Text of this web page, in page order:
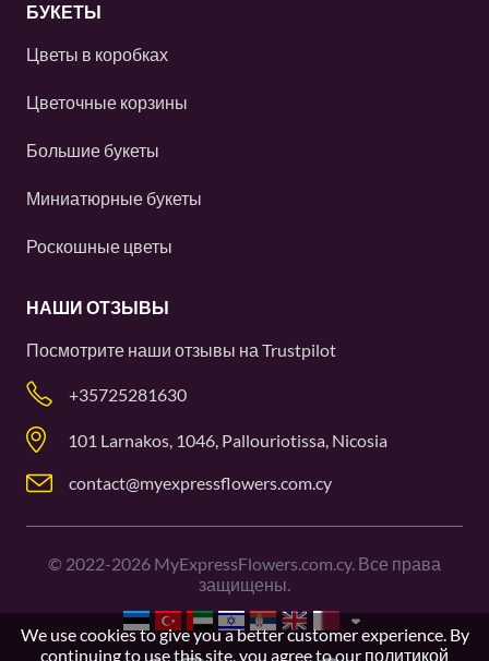
БУКЕТЫ
Цветы в коробках
Цветочные корзины
Большие букеты
Миниатюрные букеты
Роскошные цветы
НАШИ ОТЗЫВЫ
Посмотрите наши отзывы на Trustpilot
+35725281630
101 Larnakos, 1046, Pallouriotissa, Nicosia
contact@myexpressflowers.com.cy
© 2022-2026 MyExpressFlowers.com.cy. Все права
защищены.
We use cookies to give you a better customer experience. By
continuing to use this site, you agree to our политикой